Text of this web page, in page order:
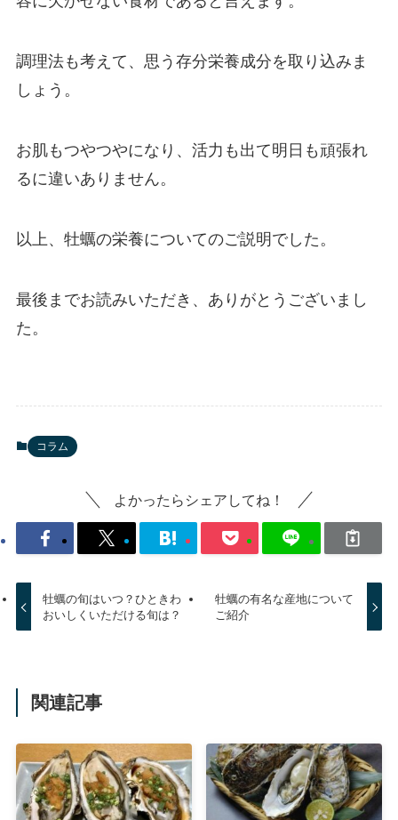
調理法も考えて、思う存分栄養成分を取り込みま
しょう。
お肌もつやつやになり、活力も出て明日も頑張れ
るに違いありません。
以上、牡蠣の栄養についてのご説明でした。
最後までお読みいただき、ありがとうございまし
た。
コラム
よかったらシェアしてね！
牡蠣の旬はいつ？ひときわ
おいしくいただける旬は？
牡蠣の有名な産地について
ご紹介
関連記事